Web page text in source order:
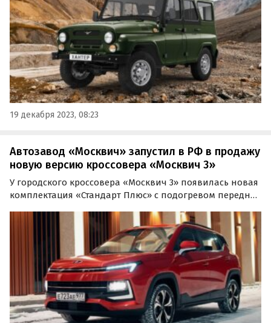
19 декабря 2023, 08:23
Автозавод «Москвич» запустил в РФ в продажу
новую версию кроссовера «Москвич 3»
У городского кроссовера «Москвич 3» появилась новая
комплектация «Стандарт Плюс» с подогревом передних
вариатором и стоит от 2 231 000 до 2 296 000 рублей в
зависимости от трансмиссии.